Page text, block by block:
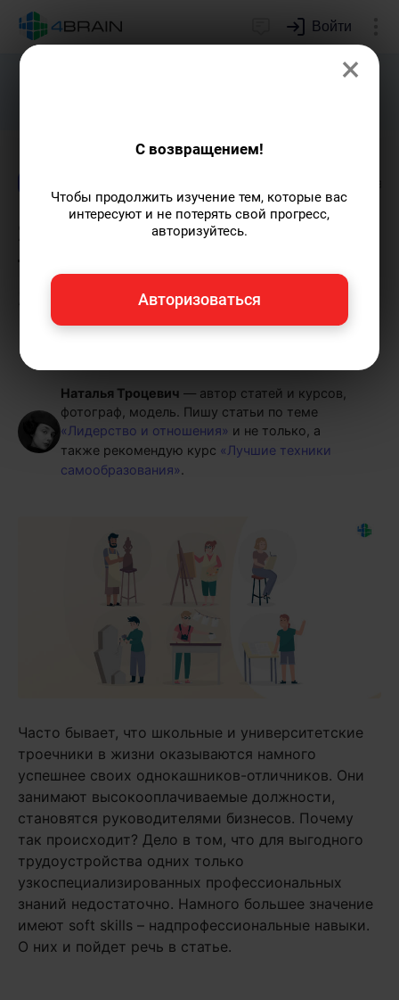
Войти
Подарим индивидуальный план
Soft skills для
трудоустройства: чем
заинтересовать
работодателя
Наталья Троцевич — автор статей и курсов,
фотограф, модель. Пишу статьи по теме
«Лидерство и отношения» и не только, а
также рекомендую курс «Лучшие техники
самообразования».
Часто бывает, что школьные и университетские
троечники в жизни оказываются намного
успешнее своих однокашников-отличников. Они
занимают высокооплачиваемые должности,
становятся руководителями бизнесов. Почему
так происходит? Дело в том, что для выгодного
трудоустройства одних только
узкоспециализированных профессиональных
знаний недостаточно. Намного большее значение
имеют soft skills – надпрофессиональные навыки.
О них и пойдет речь в статье.
×
С возвращением!
Чтобы продолжить изучение тем, которые вас
интересуют и не потерять свой прогресс,
авторизуйтесь.
Авторизоваться